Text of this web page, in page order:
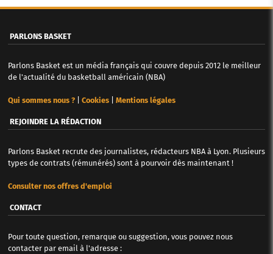
e
s
PARLONS BASKET
Parlons Basket est un média français qui couvre depuis 2012 le meilleur
de l'actualité du basketball américain (NBA)
Qui sommes nous ?| Cookies| Mentions légales
REJOINDRE LA RÉDACTION
Parlons Basket recrute des journalistes, rédacteurs NBA à Lyon. Plusieurs
types de contrats (rémunérés) sont à pourvoir dès maintenant !
Consulter nos offres d'emploi
CONTACT
Pour toute question, remarque ou suggestion, vous pouvez nous
contacter par email à l'adresse :